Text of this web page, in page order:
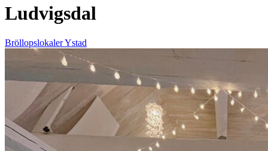
Ludvigsdal
BröllopslokalerYstad